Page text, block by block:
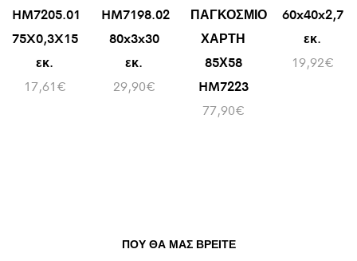
HM7205.01
75X0,3X15
εκ.
17,61€
HM7198.02
80x3x30
εκ.
29,90€
ΠΑΓΚΟΣΜΙΟ
ΧΑΡΤΗ
85Χ58
HM7223
77,90€
60x40x2,7
εκ.
19,92€
ΠΟΥ ΘΑ ΜΑΣ ΒΡΕΊΤΕ